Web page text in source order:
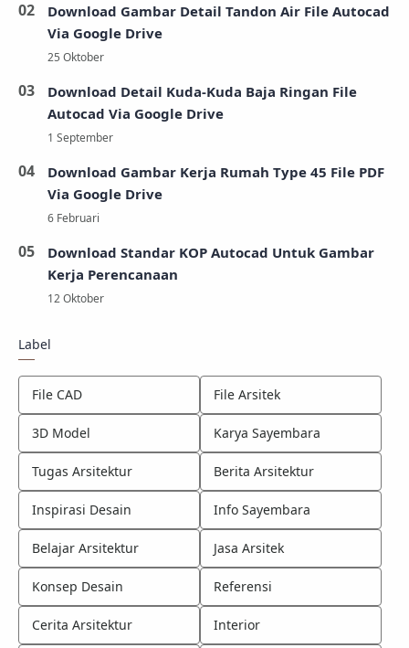
Download Gambar Detail Tandon Air File Autocad
Via Google Drive
Download Detail Kuda-Kuda Baja Ringan File
Autocad Via Google Drive
Download Gambar Kerja Rumah Type 45 File PDF
Via Google Drive
Download Standar KOP Autocad Untuk Gambar
Kerja Perencanaan
Label
File CAD File Arsitek
3D Model Karya Sayembara
Tugas Arsitektur Berita Arsitektur
Inspirasi Desain Info Sayembara
Belajar Arsitektur Jasa Arsitek
Konsep Desain Referensi
Cerita Arsitektur Interior